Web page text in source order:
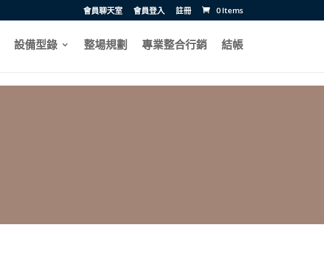
會員聊天室 會員登入 註冊 0 Items
設備型錄 整場規劃 專業整合行銷 結帳